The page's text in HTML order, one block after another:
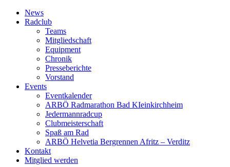
News
Radclub
Teams
Mitgliedschaft
Equipment
Chronik
Presseberichte
Vorstand
Events
Eventkalender
ARBÖ Radmarathon Bad KIeinkirchheim
Jedermannradcup
Clubmeisterschaft
Spaß am Rad
ARBÖ Helvetia Bergrennen Afritz – Verditz
Kontakt
Mitglied werden